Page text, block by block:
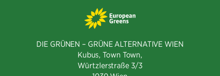
DIE GRÜNEN – GRÜNE ALTERNATIVE WIEN
Kubus, Town Town,
Würtzlerstraße 3/3​